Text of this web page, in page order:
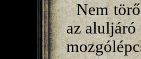
Nem
az aluljáró